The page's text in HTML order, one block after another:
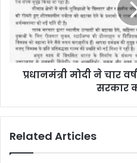
प्रधानमंत्री मोदी ने चार
सरकार
Related Articles